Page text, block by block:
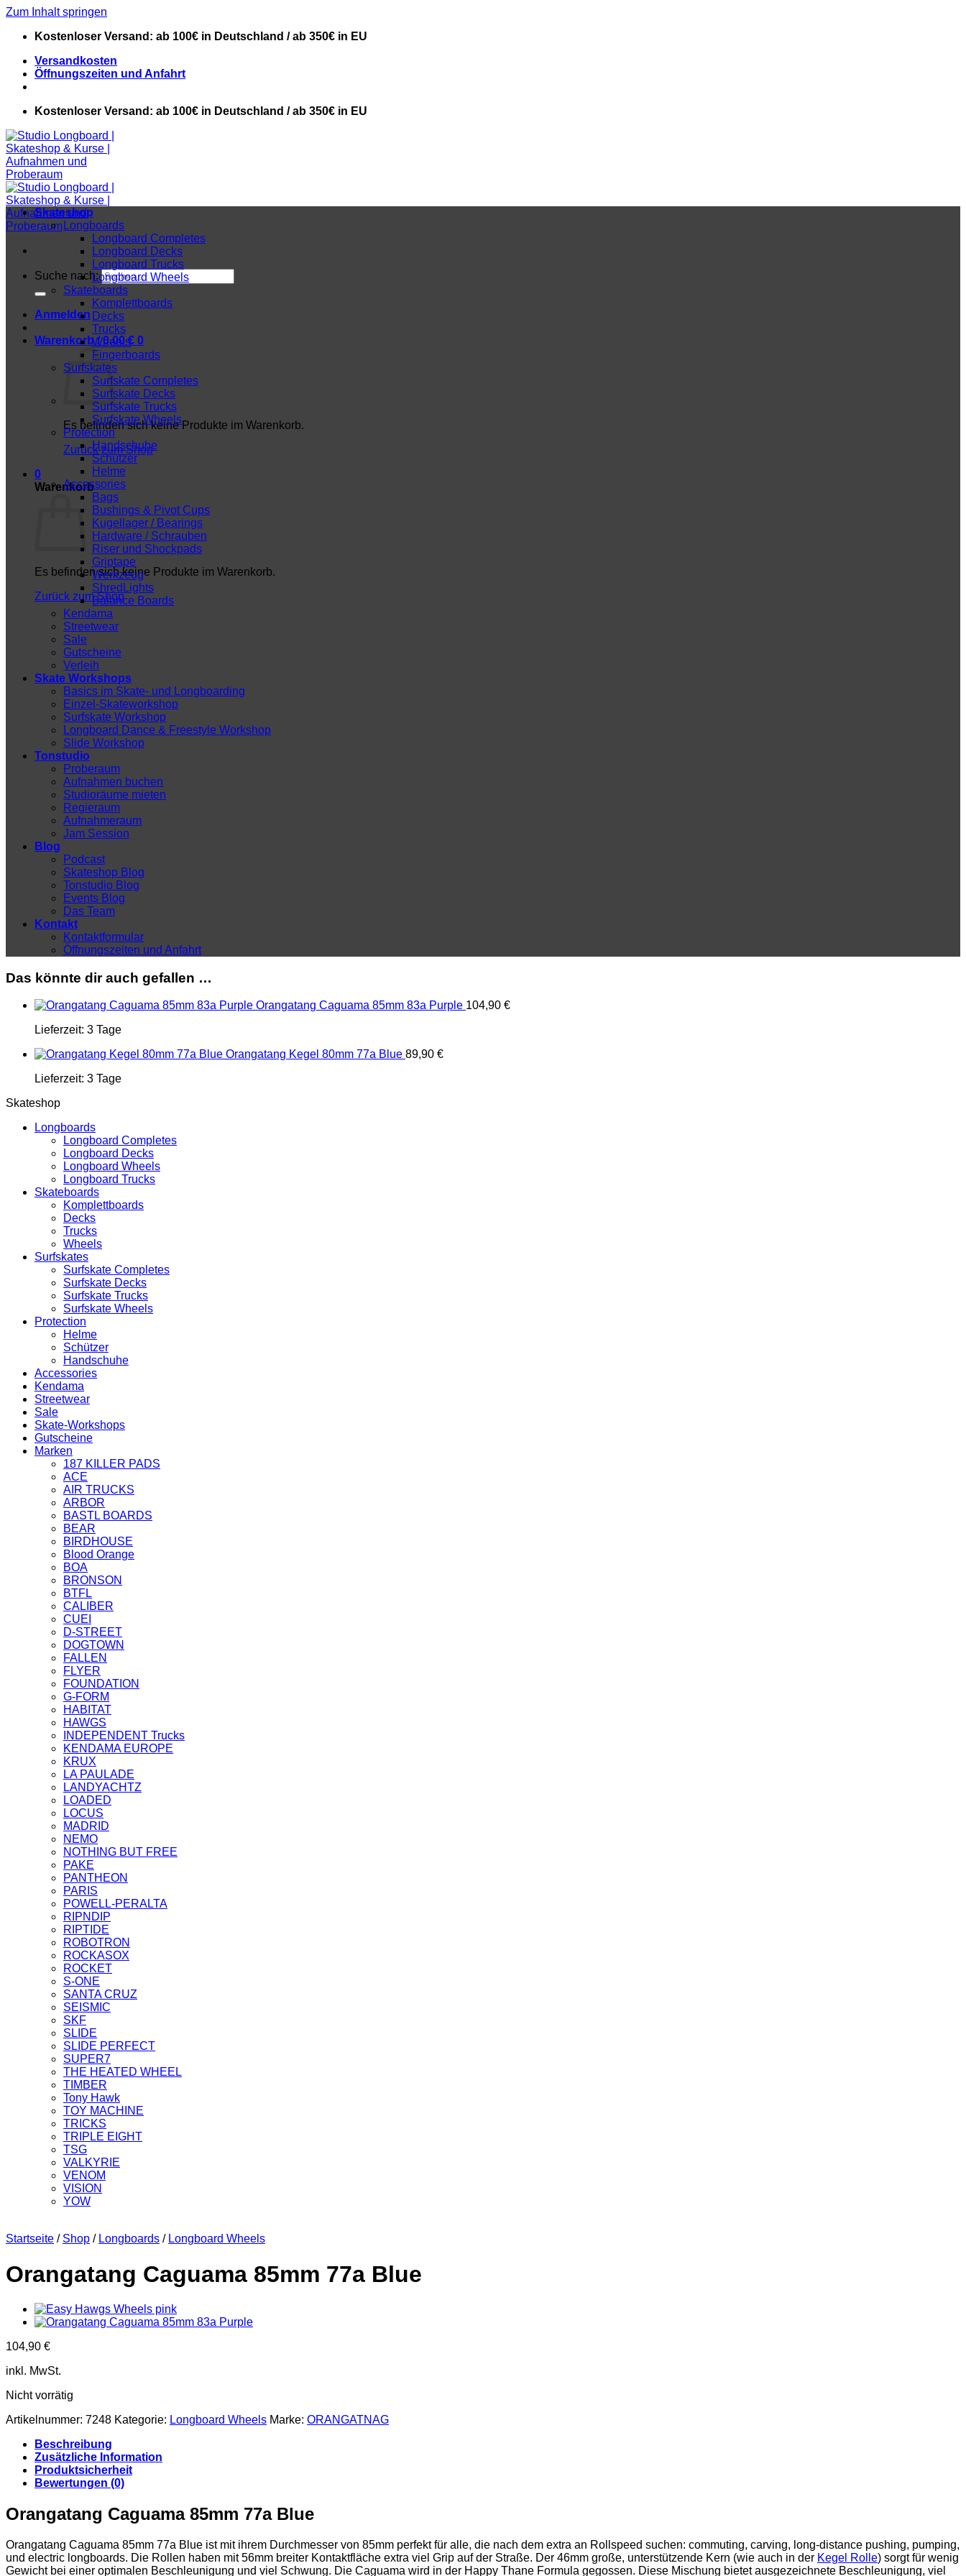
Zum Inhalt springen
Kostenloser Versand: ab 100€ in Deutschland / ab 350€ in EU
Versandkosten
Öffnungszeiten und Anfahrt
Kostenloser Versand: ab 100€ in Deutschland / ab 350€ in EU
Suche nach:
Anmelden
Warenkorb /0,00€ 0
Es befinden sich keine Produkte im Warenkorb.
Zurück zum Shop
0
Warenkorb
Es befinden sich keine Produkte im Warenkorb.
Zurück zum Shop
Skateshop
Longboards
Longboard Completes
Longboard Decks
Longboard Trucks
Longboard Wheels
Skateboards
Komplettboards
Decks
Trucks
Wheels
Fingerboards
Surfskates
Surfskate Completes
Surfskate Decks
Surfskate Trucks
Surfskate Wheels
Protection
Handschuhe
Schützer
Helme
Accessories
Bags
Bushings & Pivot Cups
Kugellager / Bearings
Hardware / Schrauben
Riser und Shockpads
Griptape
Werkzeug
ShredLights
Balance Boards
Kendama
Streetwear
Sale
Gutscheine
Verleih
Skate Workshops
Basics im Skate- und Longboarding
Einzel-Skateworkshop
Surfskate Workshop
Longboard Dance & Freestyle Workshop
Slide Workshop
Tonstudio
Proberaum
Aufnahmen buchen
Studioräume mieten
Regieraum
Aufnahmeraum
Jam Session
Blog
Podcast
Skateshop Blog
Tonstudio Blog
Events Blog
Das Team
Kontakt
Kontaktformular
Öffnungszeiten und Anfahrt
Das könnte dir auch gefallen …
Orangatang Caguama 85mm 83a Purple 104,90 €
Lieferzeit: 3 Tage
Orangatang Kegel 80mm 77a Blue 89,90 €
Lieferzeit: 3 Tage
Skateshop
Longboards
Longboard Completes
Longboard Decks
Longboard Wheels
Longboard Trucks
Skateboards
Komplettboards
Decks
Trucks
Wheels
Surfskates
Surfskate Completes
Surfskate Decks
Surfskate Trucks
Surfskate Wheels
Protection
Helme
Schützer
Handschuhe
Accessories
Kendama
Streetwear
Sale
Skate-Workshops
Gutscheine
Marken
187 KILLER PADS
ACE
AIR TRUCKS
ARBOR
BASTL BOARDS
BEAR
BIRDHOUSE
Blood Orange
BOA
BRONSON
BTFL
CALIBER
CUEI
D-STREET
DOGTOWN
FALLEN
FLYER
FOUNDATION
G-FORM
HABITAT
HAWGS
INDEPENDENT Trucks
KENDAMA EUROPE
KRUX
LA PAULADE
LANDYACHTZ
LOADED
LOCUS
MADRID
NEMO
NOTHING BUT FREE
PAKE
PANTHEON
PARIS
POWELL-PERALTA
RIPNDIP
RIPTIDE
ROBOTRON
ROCKASOX
ROCKET
S-ONE
SANTA CRUZ
SEISMIC
SKF
SLIDE
SLIDE PERFECT
SUPER7
THE HEATED WHEEL
TIMBER
Tony Hawk
TOY MACHINE
TRICKS
TRIPLE EIGHT
TSG
VALKYRIE
VENOM
VISION
YOW
Startseite / Shop / Longboards / Longboard Wheels
Orangatang Caguama 85mm 77a Blue
104,90 €
inkl. MwSt.
Nicht vorrätig
Artikelnummer: 7248 Kategorie: Longboard Wheels Marke: ORANGATNAG
Beschreibung
Zusätzliche Information
Produktsicherheit
Bewertungen (0)
Orangatang Caguama 85mm 77a Blue
Orangatang Caguama 85mm 77a Blue ist mit ihrem Durchmesser von 85mm perfekt für alle, die nach dem extra an Rollspeed suchen: commuting, carving, long-distance pushing, pumping,
und electric longboards. Die Rollen haben mit 56mm breiter Kontaktfläche extra viel Grip auf der Straße. Der 46mm große, unterstützende Kern (wie auch in der Kegel Rolle) sorgt für wenig
Gewicht bei einer optimalen Beschleunigung und viel Schwung. Die Caguama wird in der Happy Thane Formula gegossen. Diese Mischung bietet ausgezeichnete Beschleunigung, viel